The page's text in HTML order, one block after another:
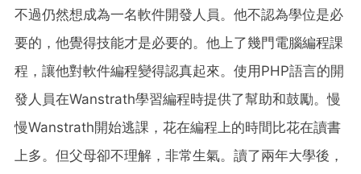
不過仍然想成為一名軟件開發人員。他不認為學位是必
要的，他覺得技能才是必要的。他上了幾門電腦編程課
程，讓他對軟件編程變得認真起來。使用PHP語言的開
發人員在Wanstrath學習編程時提供了幫助和鼓勵。慢
慢Wanstrath開始逃課，花在編程上的時間比花在讀書
上多。但父母卻不理解，非常生氣。讀了兩年大學後，